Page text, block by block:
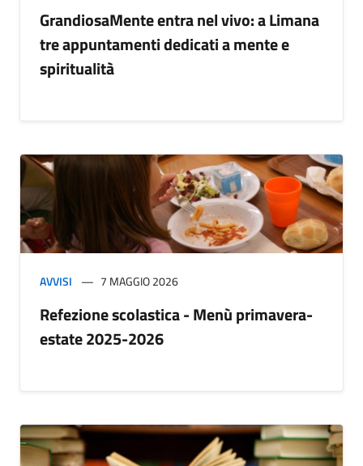
GrandiosaMente entra nel vivo: a Limana
tre appuntamenti dedicati a mente e
spiritualità
AVVISI 7 MAGGIO 2026
Refezione scolastica - Menù primavera-
estate 2025-2026